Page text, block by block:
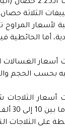
حصان فتتراوح من 37 إلى 43 ألف جنيه،
أما الحائطية فيبدأ سعرها
بحسب الحجم
الثلاجات التي تبدأ